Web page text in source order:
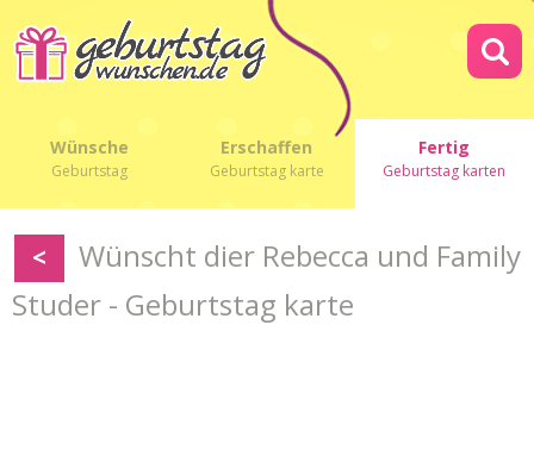
Wünsche
Geburtstag
Erschaffen
Geburtstag karte
Fertig
Geburtstag karten
<
Wünscht dier Rebecca und Family
Studer - Geburtstag karte